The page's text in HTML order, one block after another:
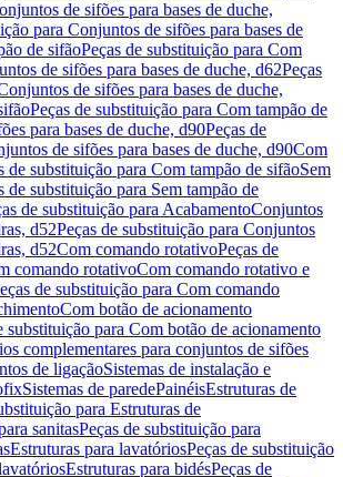
de sifões para bases de duche,
para Conjuntos de sifões para bases de
de sifãoPeças de substituição para Com
de sifões para bases de duche, d62Peças
de sifões para bases de duche,
Peças de substituição para Com tampão de
para bases de duche, d90Peças de
de sifões para bases de duche, d90Com
de substituição para Com tampão de sifãoSem
de substituição para Sem tampão de
de substituição para AcabamentoConjuntos
d52Peças de substituição para Conjuntos
d52Com comando rotativoPeças de
comando rotativoCom comando rotativo e
de substituição para Com comando
Com botão de acionamento
substituição para Com botão de acionamento
complementares para conjuntos de sifões
de ligaçãoSistemas de instalação e
Sistemas de paredePainéisEstruturas de
para Estruturas de
sanitasPeças de substituição para
Estruturas para lavatóriosPeças de substituição
Estruturas para bidésPeças de